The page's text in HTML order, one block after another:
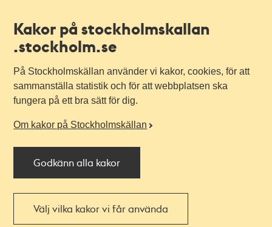
Kakor på stockholmskallan
.stockholm.se
På Stockholmskällan använder vi kakor, cookies, för att
sammanställa statistik och för att webbplatsen ska
fungera på ett bra sätt för dig.
Om kakor på Stockholmskällan
Godkänn alla kakor
Välj vilka kakor vi får använda